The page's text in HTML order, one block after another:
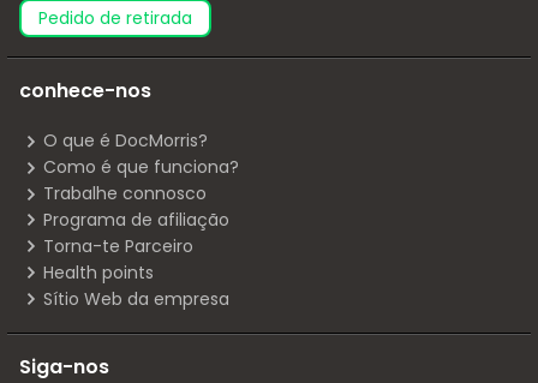
pedido de retirada
conhece-nos
O que é DocMorris?
Como é que funciona?
Trabalhe connosco
Programa de afiliação
Torna-te Parceiro
Health points
Sítio Web da empresa
Siga-nos